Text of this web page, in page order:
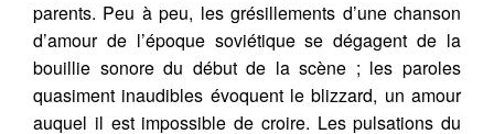
parents. Peu à peu, les grésillements d’une chanson
d’amour de l’époque soviétique se dégagent de la
bouillie sonore du début de la scène ; les paroles
quasiment inaudibles évoquent le blizzard, un amour
auquel il est impossible de croire. Les pulsations du